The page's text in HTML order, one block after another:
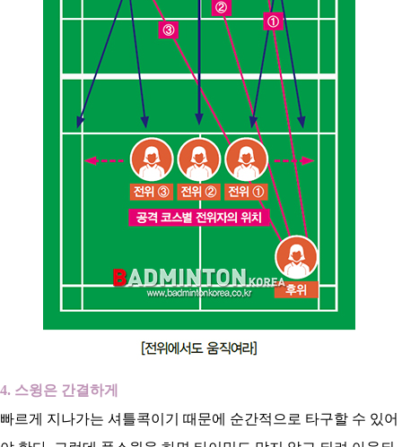
4. 스윙은 간결하게
빠르게 지나가는 셔틀콕이기 때문에 순간적으로 타구할 수 있어